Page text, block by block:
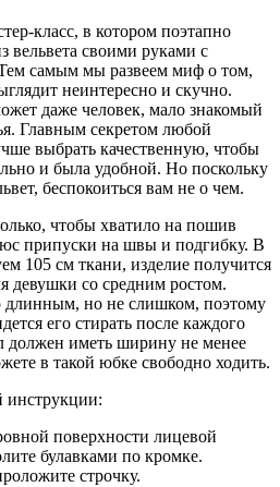
класс, в котором поэтапно
своими руками с
самым мы развеем миф о том,
неинтересно и скучно.
даже человек, мало знакомый
Главным секретом любой
выбрать качественную, чтобы
и была удобной. Но поскольку
беспокоиться вам не о чем.
чтобы хватило на пошив
припуски на швы и подгибку. В
105 см ткани, изделие получится
девушки со средним ростом.
длинным, но не слишком, поэтому
его стирать после каждого
должен иметь ширину не менее
в такой юбке свободно ходить.
инструкции:
поверхности лицевой
булавками по кромке.
строчку.